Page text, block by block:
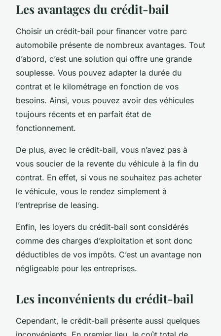
Les avantages du crédit-bail
Choisir un crédit-bail pour financer votre parc
automobile présente de nombreux avantages. Tout
d’abord, c’est une solution qui offre une grande
souplesse. Vous pouvez adapter la durée du
contrat et le kilométrage en fonction de vos
besoins. Ainsi, vous pouvez avoir des véhicules
toujours récents et en parfait état de
fonctionnement.
De plus, avec le crédit-bail, vous n’avez pas à
vous soucier de la revente du véhicule à la fin du
contrat. En effet, si vous ne souhaitez pas acheter
le véhicule, vous le rendez simplement à
l’entreprise de leasing.
Enfin, les loyers du crédit-bail sont considérés
comme des charges d’exploitation et sont donc
déductibles de vos impôts. C’est un avantage non
négligeable pour les entreprises.
Les inconvénients du crédit-bail
Cependant, le crédit-bail présente aussi quelques